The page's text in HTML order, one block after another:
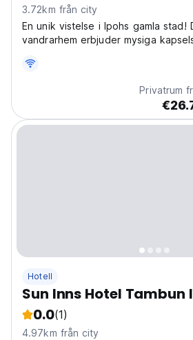
3.72km från city
En unik vistelse i Ipohs gamla stad!
vandrarhem erbjuder mysiga
evenemang för ensamresenärer.
Privatrum
Hotell
Sun Inns Hotel Tambun
0.0(1)
4.97km från city